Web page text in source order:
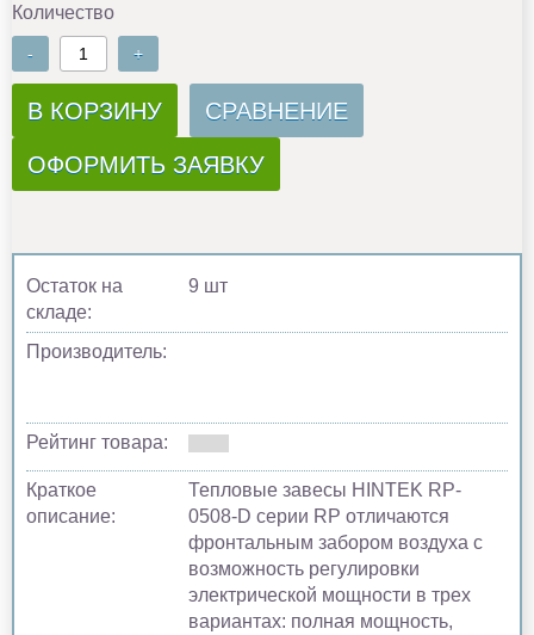
Количество
- +
В КОРЗИНУ СРАВНЕНИЕ
ОФОРМИТЬ ЗАЯВКУ
Остаток на
складе:
9 шт
Производитель:
Рейтинг товара:
Краткое
описание:
Тепловые завесы HINTEK RP-
0508-D серии RP отличаются
фронтальным забором воздуха с
возможность регулировки
электрической мощности в трех
вариантах: полная мощность,